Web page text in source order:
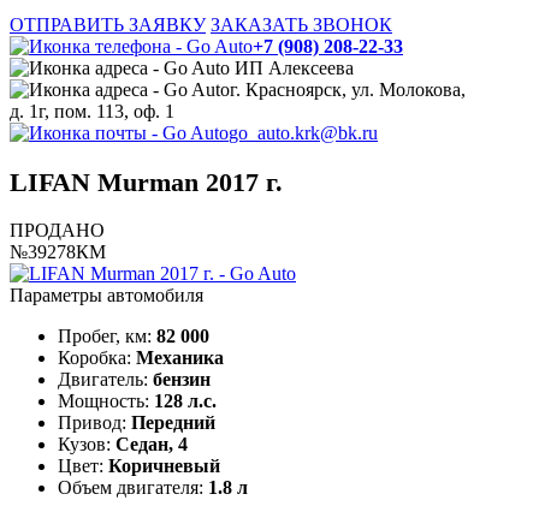
ОТПРАВИТЬ ЗАЯВКУ ЗАКАЗАТЬ ЗВОНОК
+7 (908) 208-22-33
ИП Алексеева
г. Красноярск, ул. Молокова,
д. 1г, пом. 113, оф. 1
go_auto.krk@bk.ru
LIFAN Murman 2017 г.
ПРОДАНО
№39278КМ
Параметры автомобиля
Пробег, км: 82 000
Коробка: Механика
Двигатель: бензин
Мощность: 128 л.с.
Привод: Передний
Кузов: Седан, 4
Цвет: Коричневый
Объем двигателя: 1.8 л